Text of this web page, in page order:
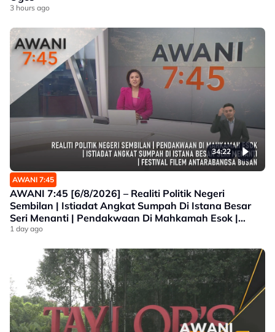
3 hours ago
34:22
AWANI 7:45
AWANI 7:45 [6/8/2026] – Realiti Politik Negeri
Sembilan | Istiadat Angkat Sumpah Di Istana Besar
Seri Menanti | Pendakwaan Di Mahkamah Esok |
Festival Filem Antarabangsa Busan
1 day ago